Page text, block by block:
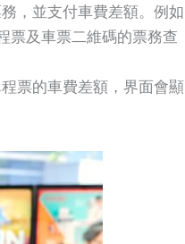
，並支付車費差額。例如
票及車票二維碼的票務查
票的車費差額，界面會顯